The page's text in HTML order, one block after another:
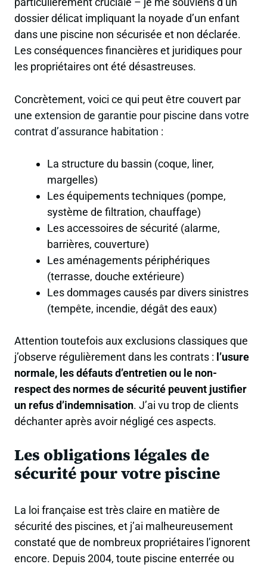
dossier délicat impliquant la noyade d’un enfant
dans une piscine non sécurisée et non déclarée.
Les conséquences financières et juridiques pour
les propriétaires ont été désastreuses.
Concrètement, voici ce qui peut être couvert par
une extension de garantie pour piscine dans votre
contrat d’assurance habitation :
La structure du bassin (coque, liner,
margelles)
Les équipements techniques (pompe,
système de filtration, chauffage)
Les accessoires de sécurité (alarme,
barrières, couverture)
Les aménagements périphériques
(terrasse, douche extérieure)
Les dommages causés par divers sinistres
(tempête, incendie, dégât des eaux)
Attention toutefois aux exclusions classiques que
j’observe régulièrement dans les contrats : l’usure
normale, les défauts d’entretien ou le non-
respect des normes de sécurité peuvent justifier
un refus d’indemnisation. J’ai vu trop de clients
déchanter après avoir négligé ces aspects.
Les obligations légales de
sécurité pour votre piscine
La loi française est très claire en matière de
sécurité des piscines, et j’ai malheureusement
constaté que de nombreux propriétaires l’ignorent
encore. Depuis 2004, toute piscine enterrée ou